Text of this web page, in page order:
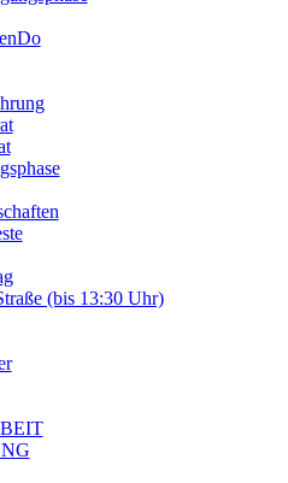
(bis 13:30 Uhr)